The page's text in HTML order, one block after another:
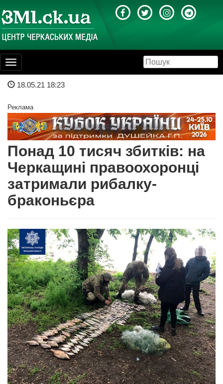
Toggle
navigation
18.05.21 18:23
Реклама
Понад 10 тисяч збитків: на
Черкащині правоохоронці
затримали рибалку-
браконьєра